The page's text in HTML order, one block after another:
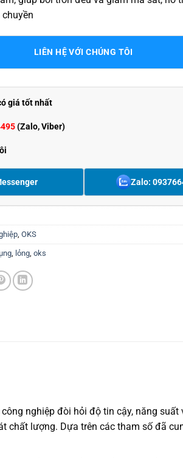
LIÊN HỆ VỚI CHÚNG TÔI
giá tốt nhất
(Zalo, Viber)
Zalo:
, OKS
, lỏng, oks
nghiệp đòi hỏi độ tin cậy, năng suất
chất lượng. Dựa trên các tham số đã